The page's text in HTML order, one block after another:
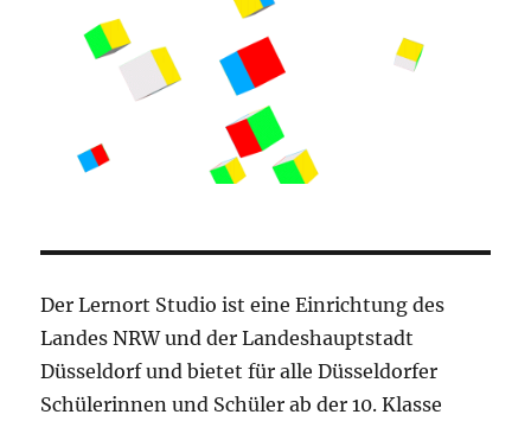
Der Lernort Studio ist eine Einrichtung des
Landes NRW und der Landeshauptstadt
Düsseldorf und bietet für alle Düsseldorfer
Schülerinnen und Schüler ab der 10. Klasse